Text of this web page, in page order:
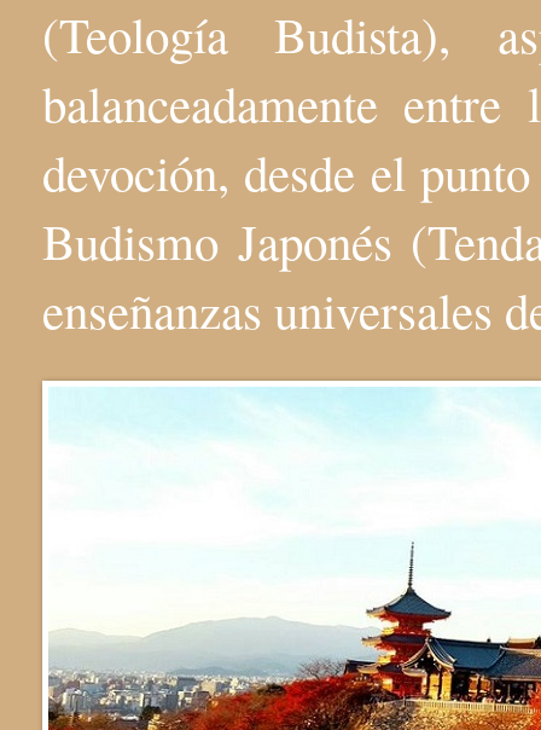
(Teología Budista),
balanceadamente
devoción, desde el
Budismo Japonés
enseñanzas universales